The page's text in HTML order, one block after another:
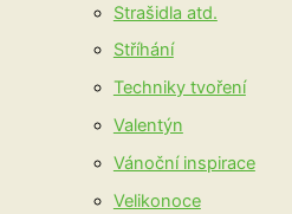
Strašidla atd.
Stříhání
Techniky tvoření
Valentýn
Vánoční inspirace
Velikonoce